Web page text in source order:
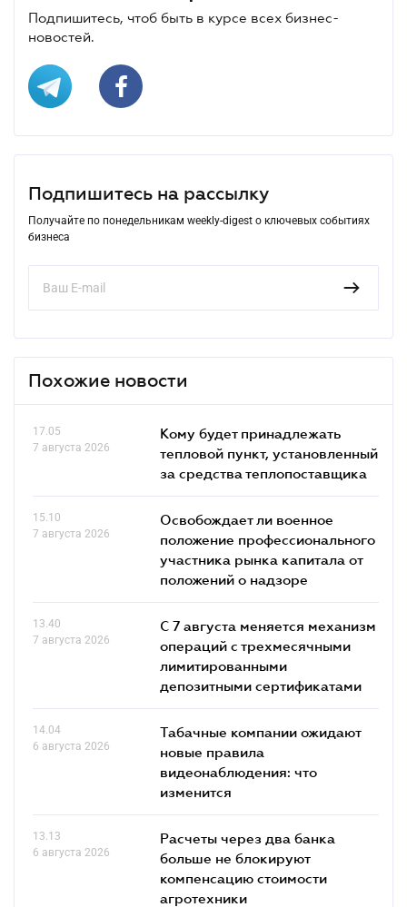
Подпишитесь, чтоб быть в курсе всех бизнес-
новостей.
Подпишитесь на рассылку
Получайте по понедельникам weekly-digest о ключевых событиях
бизнеса
Похожие новости
17.05
7 августа 2026
Кому будет принадлежать
тепловой пункт, установленный
за средства теплопоставщика
15.10
7 августа 2026
Освобождает ли военное
положение профессионального
участника рынка капитала от
положений о надзоре
13.40
7 августа 2026
С 7 августа меняется механизм
операций с трехмесячными
лимитированными
депозитными сертификатами
14.04
6 августа 2026
Табачные компании ожидают
новые правила
видеонаблюдения: что
изменится
13.13
6 августа 2026
Расчеты через два банка
больше не блокируют
компенсацию стоимости
агротехники